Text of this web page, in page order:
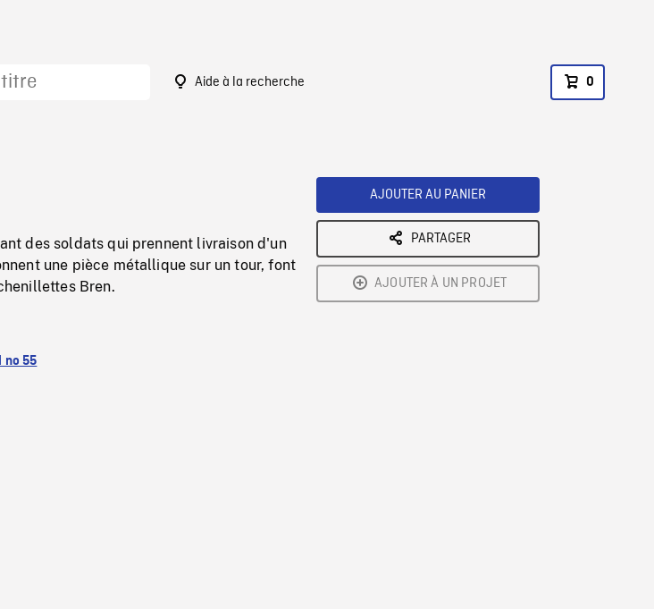
Aide à la recherche 0
des soldats qui prennent livraison d'un
une pièce métallique sur un tour, font
Bren.
no 55
AJOUTER AU PANIER
PARTAGER
AJOUTER À UN PROJET